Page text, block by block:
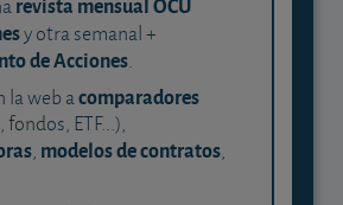
y otra semanal +
de Acciones.
la web acomparadores
fondos, ETF...),
, modelos de contratos,